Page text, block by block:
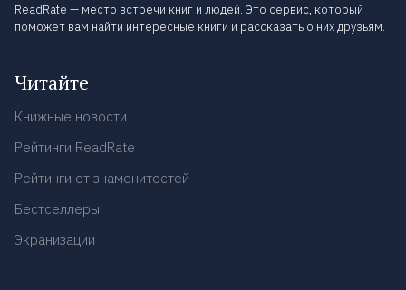
ReadRate — место встречи книг и людей. Это сервис, который
поможет вам найти интересные книги и рассказать о них друзьям.
Читайте
Книжные новости
Рейтинги ReadRate
Рейтинги от знаменитостей
Бестселлеры
Экранизации